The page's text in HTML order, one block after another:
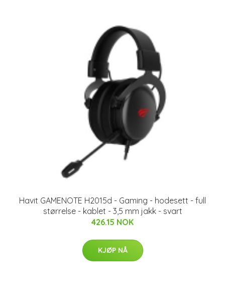
Havit GAMENOTE H2015d - Gaming - hodesett - full
størrelse - kablet - 3,5 mm jakk - svart
426.15 NOK
KJØP NÅ